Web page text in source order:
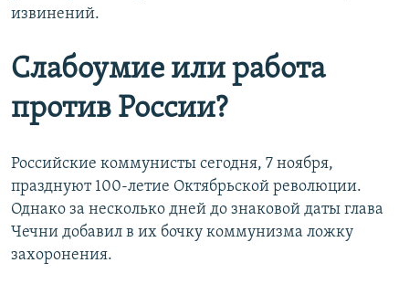
извинений.
Слабоумие или работа
против России?
Российские коммунисты сегодня, 7 ноября,
празднуют 100-летие Октябрьской революции.
Однако за несколько дней до знаковой даты глава
Чечни добавил в их бочку коммунизма ложку
захоронения.